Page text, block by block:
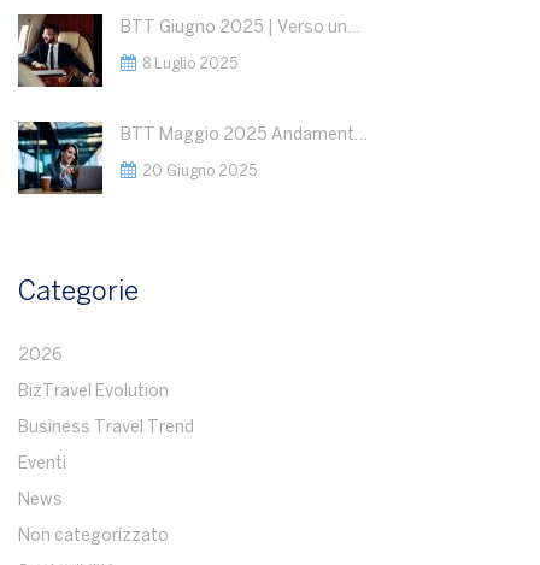
BTT Giugno 2025 | Verso una Nuova Fase del Business Travel: Segnali Positivi, ma la Geopolitica Detterà le Regole del Gioco
8 Luglio 2025
BTT Maggio 2025 Andamento del Business Travel : Razionalizzazione della spesa a fronte di volumi stabili
20 Giugno 2025
Categorie
2026
BizTravel Evolution
Business Travel Trend
Eventi
News
Non categorizzato